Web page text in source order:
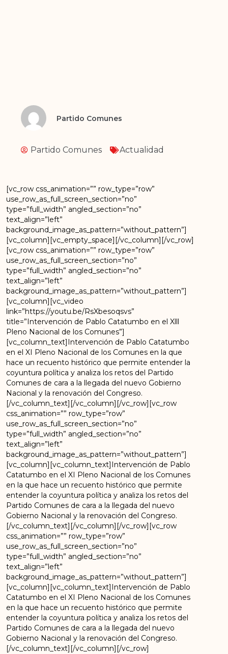
Partido Comunes
Partido Comunes Actualidad
[vc_row css_animation=”” row_type=”row”
use_row_as_full_screen_section=”no”
type=”full_width” angled_section=”no”
text_align=”left”
background_image_as_pattern=”without_pattern”]
[vc_column][vc_empty_space][/vc_column][/vc_row]
[vc_row css_animation=”” row_type=”row”
use_row_as_full_screen_section=”no”
type=”full_width” angled_section=”no”
text_align=”left”
background_image_as_pattern=”without_pattern”]
[vc_column][vc_video
link=”https://youtu.be/RsXbesoqsvs”
title=”Intervención de Pablo Catatumbo en el Xlll
Pleno Nacional de los Comunes”]
[vc_column_text]Intervención de Pablo Catatumbo
en el XI Pleno Nacional de los Comunes en la que
hace un recuento histórico que permite entender la
coyuntura política y analiza los retos del Partido
Comunes de cara a la llegada del nuevo Gobierno
Nacional y la renovación del Congreso.
[/vc_column_text][/vc_column][/vc_row][vc_row
css_animation=”” row_type=”row”
use_row_as_full_screen_section=”no”
type=”full_width” angled_section=”no”
text_align=”left”
background_image_as_pattern=”without_pattern”]
[vc_column][vc_column_text]Intervención de Pablo
Catatumbo en el XI Pleno Nacional de los Comunes
en la que hace un recuento histórico que permite
entender la coyuntura política y analiza los retos del
Partido Comunes de cara a la llegada del nuevo
Gobierno Nacional y la renovación del Congreso.
[/vc_column_text][/vc_column][/vc_row][vc_row
css_animation=”” row_type=”row”
use_row_as_full_screen_section=”no”
type=”full_width” angled_section=”no”
text_align=”left”
background_image_as_pattern=”without_pattern”]
[vc_column][vc_column_text]Intervención de Pablo
Catatumbo en el XI Pleno Nacional de los Comunes
en la que hace un recuento histórico que permite
entender la coyuntura política y analiza los retos del
Partido Comunes de cara a la llegada del nuevo
Gobierno Nacional y la renovación del Congreso.
[/vc_column_text][/vc_column][/vc_row]